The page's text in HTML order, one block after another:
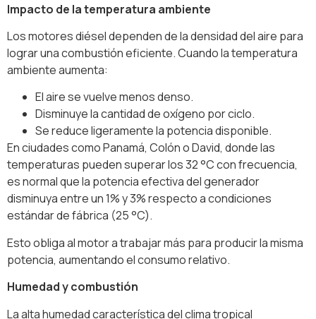
Impacto de la temperatura ambiente
Los motores diésel dependen de la densidad del aire para
lograr una combustión eficiente. Cuando la temperatura
ambiente aumenta:
El aire se vuelve menos denso.
Disminuye la cantidad de oxígeno por ciclo.
Se reduce ligeramente la potencia disponible.
En ciudades como Panamá, Colón o David, donde las
temperaturas pueden superar los 32 °C con frecuencia,
es normal que la potencia efectiva del generador
disminuya entre un 1% y 3% respecto a condiciones
estándar de fábrica (25 °C).
Esto obliga al motor a trabajar más para producir la misma
potencia, aumentando el consumo relativo.
Humedad y combustión
La alta humedad característica del clima tropical